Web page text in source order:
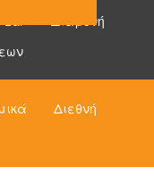
Bar
Διαμονή
Διεθνή